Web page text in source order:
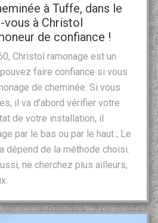
à Tuffe, dans le
vous à Christol
de confiance !
Christol ramonage est un
faire confiance si vous
de cheminée. Si vous
il va d’abord vérifier votre
de votre installation, il
par le bas ou par le haut ; Le
dépend de la méthode choisi.
ne cherchez plus ailleurs,